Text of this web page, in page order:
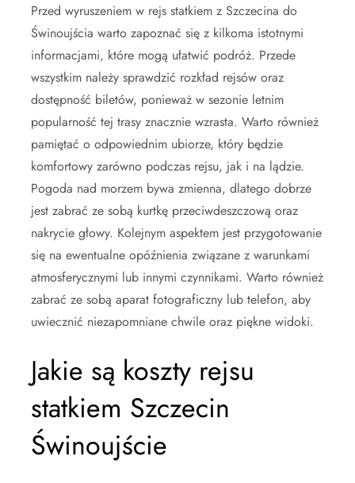
Przed wyruszeniem w rejs statkiem z Szczecina do
Świnoujścia warto zapoznać się z kilkoma istotnymi
informacjami, które mogą ułatwić podróż. Przede
wszystkim należy sprawdzić rozkład rejsów oraz
dostępność biletów, ponieważ w sezonie letnim
popularność tej trasy znacznie wzrasta. Warto również
pamiętać o odpowiednim ubiorze, który będzie
komfortowy zarówno podczas rejsu, jak i na lądzie.
Pogoda nad morzem bywa zmienna, dlatego dobrze
jest zabrać ze sobą kurtkę przeciwdeszczową oraz
nakrycie głowy. Kolejnym aspektem jest przygotowanie
się na ewentualne opóźnienia związane z warunkami
atmosferycznymi lub innymi czynnikami. Warto również
zabrać ze sobą aparat fotograficzny lub telefon, aby
uwiecznić niezapomniane chwile oraz piękne widoki.
Jakie są koszty rejsu
statkiem Szczecin
Świnoujście